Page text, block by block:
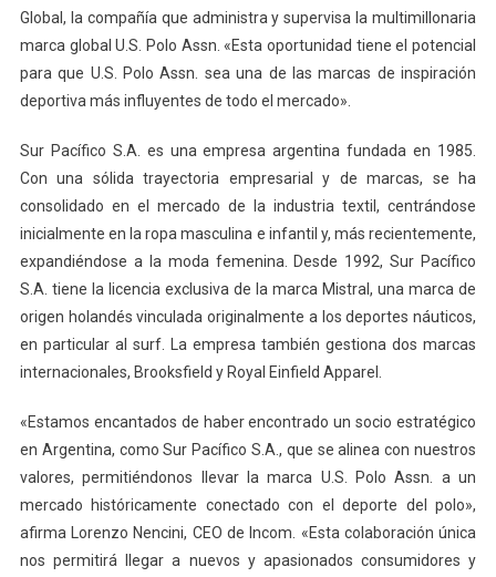
Global, la compañía que administra y supervisa la multimillonaria
marca global U.S. Polo Assn. «Esta oportunidad tiene el potencial
para que U.S. Polo Assn. sea una de las marcas de inspiración
deportiva más influyentes de todo el mercado».
Sur Pacífico S.A. es una empresa argentina fundada en 1985.
Con una sólida trayectoria empresarial y de marcas, se ha
consolidado en el mercado de la industria textil, centrándose
inicialmente en la ropa masculina e infantil y, más recientemente,
expandiéndose a la moda femenina. Desde 1992, Sur Pacífico
S.A. tiene la licencia exclusiva de la marca Mistral, una marca de
origen holandés vinculada originalmente a los deportes náuticos,
en particular al surf. La empresa también gestiona dos marcas
internacionales, Brooksfield y Royal Einfield Apparel.
«Estamos encantados de haber encontrado un socio estratégico
en Argentina, como Sur Pacífico S.A., que se alinea con nuestros
valores, permitiéndonos llevar la marca U.S. Polo Assn. a un
mercado históricamente conectado con el deporte del polo»,
afirma Lorenzo Nencini, CEO de Incom. «Esta colaboración única
nos permitirá llegar a nuevos y apasionados consumidores y